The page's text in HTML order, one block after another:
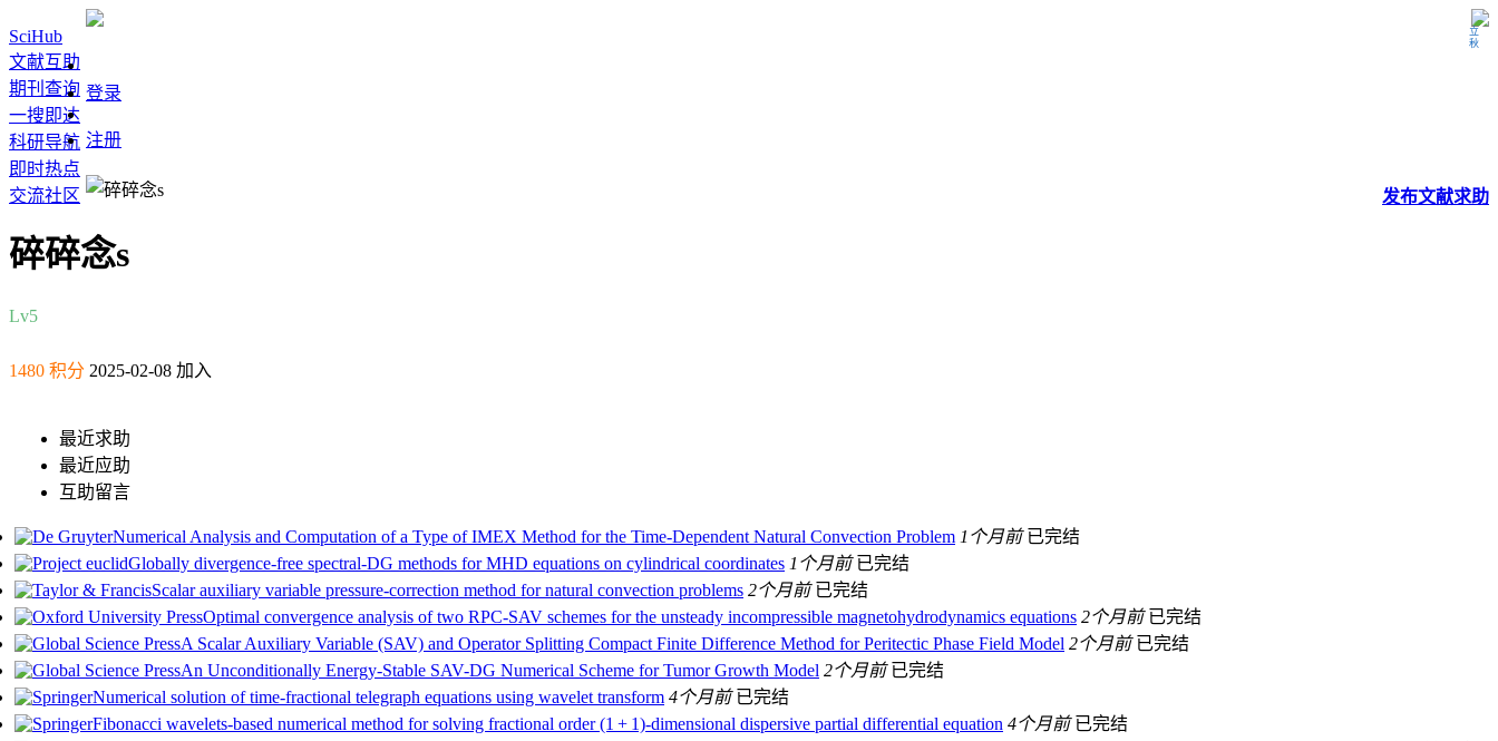
立秋
SciHub
文献互助
期刊查询
一搜即达
科研导航
即时热点
交流社区
登录
注册
发布文献求助
碎碎念s
Lv5
1480 积分 2025-02-08 加入
最近求助
最近应助
互助留言
Numerical Analysis and Computation of a Type of IMEX Method for the Time-Dependent Natural Convection Problem 1个月前 已完结
Globally divergence-free spectral-DG methods for MHD equations on cylindrical coordinates 1个月前 已完结
Scalar auxiliary variable pressure-correction method for natural convection problems 2个月前 已完结
Optimal convergence analysis of two RPC-SAV schemes for the unsteady incompressible magnetohydrodynamics equations 2个月前 已完结
A Scalar Auxiliary Variable (SAV) and Operator Splitting Compact Finite Difference Method for Peritectic Phase Field Model 2个月前 已完结
An Unconditionally Energy-Stable SAV-DG Numerical Scheme for Tumor Growth Model 2个月前 已完结
Numerical solution of time-fractional telegraph equations using wavelet transform 4个月前 已完结
Fibonacci wavelets-based numerical method for solving fractional order (1 + 1)-dimensional dispersive partial differential equation 4个月前 已完结